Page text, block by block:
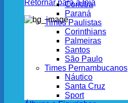
Retornar para a loja
Coritiba
Paraná
Times Paulistas
Corinthians
Palmeiras
Santos
São Paulo
Times Pernambucanos
Náutico
Santa Cruz
Sport